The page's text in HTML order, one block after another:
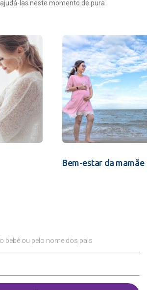
las neste momento de pura
Bem-estar da mamãe
bebê ou pelo nome dos pais